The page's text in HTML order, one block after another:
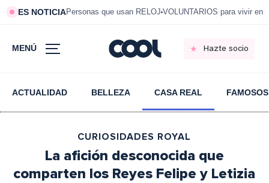
ES NOTICIAPersonas que usan RELOJ VOLUNTARIOS para vivir en
MENÚ Hazte socio
ACTUALIDAD BELLEZA CASA REAL FAMOSOS
CURIOSIDADES ROYAL
La afición desconocida que
comparten los Reyes Felipe y Letizia